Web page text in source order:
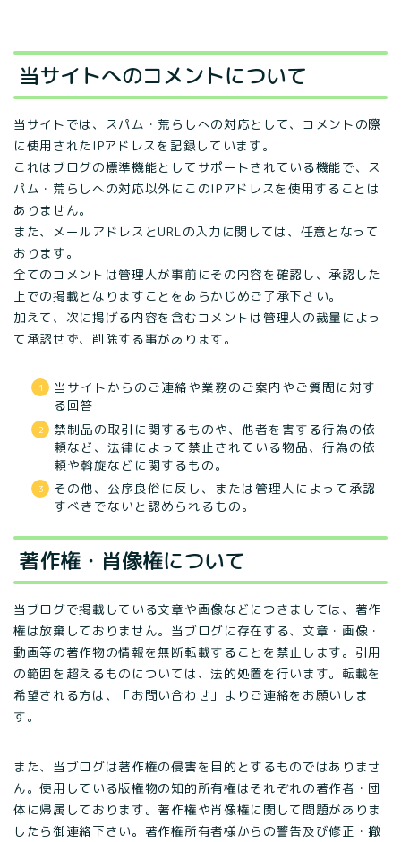
当サイトへのコメントについて
当サイトでは、スパム・荒らしへの対応として、コメントの際
に使用されたIPアドレスを記録しています。
これはブログの標準機能としてサポートされている機能で、ス
パム・荒らしへの対応以外にこのIPアドレスを使用することは
ありません。
また、メールアドレスとURLの入力に関しては、任意となって
おります。
全てのコメントは管理人が事前にその内容を確認し、承認した
上での掲載となりますことをあらかじめご了承下さい。
加えて、次に掲げる内容を含むコメントは管理人の裁量によっ
て承認せず、削除する事があります。
当サイトからのご連絡や業務のご案内やご質問に対す
る回答
禁制品の取引に関するものや、他者を害する行為の依
頼など、法律によって禁止されている物品、行為の依
頼や斡旋などに関するもの。
その他、公序良俗に反し、または管理人によって承認
すべきでないと認められるもの。
著作権・肖像権について
当ブログで掲載している文章や画像などにつきましては、著作
権は放棄しておりません。当ブログに存在する、文章・画像・
動画等の著作物の情報を無断転載することを禁止します。引用
の範囲を超えるものについては、法的処置を行います。転載を
希望される方は、「お問い合わせ」よりご連絡をお願いしま
す。
また、当ブログは著作権の侵害を目的とするものではありませ
ん。使用している版権物の知的所有権はそれぞれの著作者・団
体に帰属しております。著作権や肖像権に関して問題がありま
したら御連絡下さい。著作権所有者様からの警告及び修正・撤